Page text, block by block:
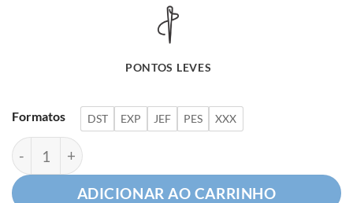
PONTOS LEVES
Formatos DST EXP JEF PES XXX
Girafa com Flores quantidade
ADICIONAR AO CARRINHO